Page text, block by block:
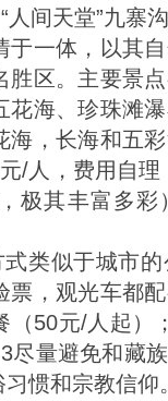
人间天堂”九寨
于一体，以其
胜区。主要景
花海、珍珠滩
海，长海和五
/人，费用自
极其丰富多
类似于城市
票，观光车都
（50元/人起）
尽量避免和藏
惯和宗教信仰